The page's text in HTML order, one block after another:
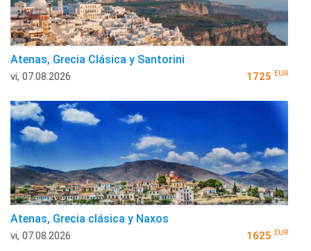
Atenas, Grecia Clásica y Santorini
vi, 07.08.2026 1725 EUR
Atenas, Grecia clásica y Naxos
vi, 07.08.2026 1625 EUR